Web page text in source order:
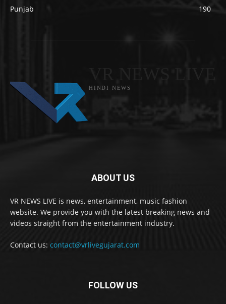
Punjab
190
HINDI NEWS
ABOUT US
VR NEWS LIVE is news, entertainment, music fashion
website. We provide you with the latest breaking news and
videos straight from the entertainment industry.
Contact us: contact@vrlivegujarat.com
FOLLOW US